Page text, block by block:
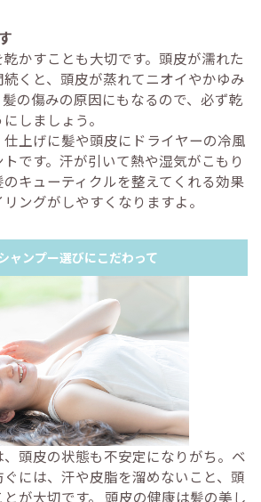
かすことも大切です。頭皮が濡れた
くと、頭皮が蒸れてニオイやかゆみ
の傷みの原因にもなるので、必ず乾
しましょう。
上げに髪や頭皮にドライヤーの冷風
です。汗が引いて熱や湿気がこもり
キューティクルを整えてくれる効果
ングがしやすくなりますよ。
ャンプー選びにこだわって
頭皮の状態も不安定になりがち。ベ
には、汗や皮脂を溜めないこと、頭
が大切です。 頭皮の健康は髪の美し